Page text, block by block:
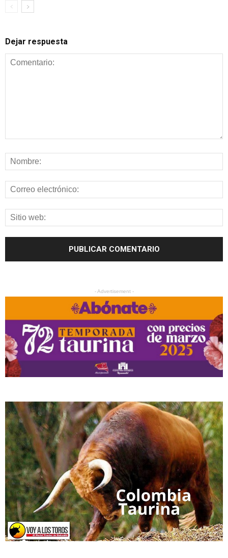
Dejar respuesta
- Advertisement -